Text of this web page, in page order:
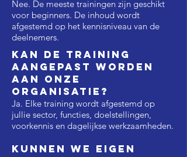
Nee. De meeste trainingen zijn geschikt
voor beginners. De inhoud wordt
afgestemd op het kennisniveau van de
deelnemers.
Kan de training
aangepast worden
aan onze
organisatie?
Ja. Elke training wordt afgestemd op
jullie sector, functies, doelstellingen,
voorkennis en dagelijkse werkzaamheden.
Kunnen we eigen